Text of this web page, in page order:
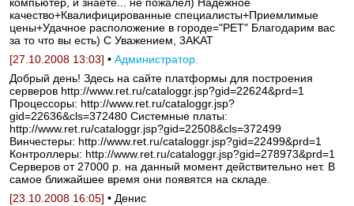
качество+Квалифицированные специалисты+Приемлимые
цены+Удачное расположение в городе="РЕТ" Благодарим вас
за то что вы есть) С Уважением, 3AKAT
[27.10.2008 13:03] • Администратор.
Добрый день! Здесь на сайте платформы для построения
серверов http://www.ret.ru/cataloggr.jsp?gid=22624&prd=1
Процессоры: http://www.ret.ru/cataloggr.jsp?
gid=22636&cls=372480 Системные платы:
http://www.ret.ru/cataloggr.jsp?gid=22508&cls=372499
Винчестеры: http://www.ret.ru/cataloggr.jsp?gid=22499&prd=1
Контроллеры: http://www.ret.ru/cataloggr.jsp?gid=278973&prd=1
Серверов от 27000 р. на данный момент действительно нет. В
самое ближайшее время они появятся на складе.
[23.10.2008 16:05] • Денис